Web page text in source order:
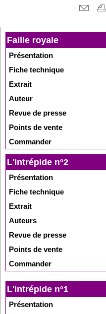
Faille royale
Présentation
Fiche technique
Extrait
Auteur
Revue de presse
Points de vente
Commander
L'intrépide n°2
Présentation
Fiche technique
Extrait
Auteurs
Revue de presse
Points de vente
Commander
L'intrépide n°1
Présentation